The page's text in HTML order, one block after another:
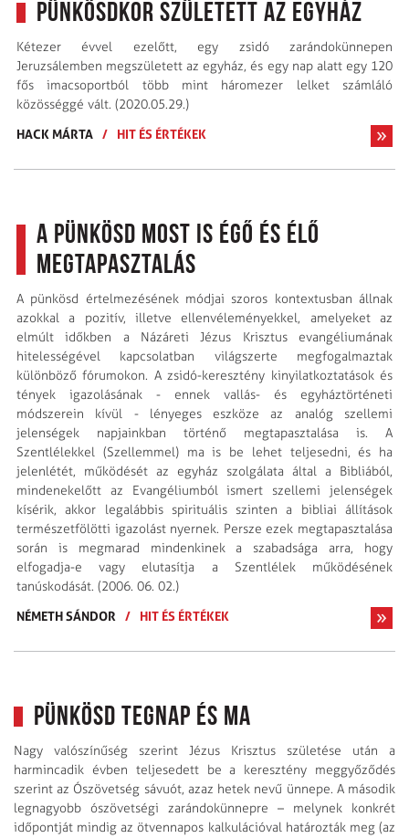
Pünkösdkor született az egyház
Kétezer évvel ezelőtt, egy zsidó zarándokünnepen
Jeruzsálemben megszületett az egyház, és egy nap alatt egy 120
fős imacsoportból több mint háromezer lelket számláló
közösséggé vált. (2020.05.29.)
HACK MÁRTA / HIT ÉS ÉRTÉKEK
A pünkösd most is égő és élő
megtapasztalás
A pünkösd értelmezésének módjai szoros kontextusban állnak
azokkal a pozitív, illetve ellenvéleményekkel, amelyeket az
elmúlt időkben a Názáreti Jézus Krisztus evangéliumának
hitelességével kapcsolatban világszerte megfogalmaztak
különböző fórumokon. A zsidó-keresztény kinyilatkoztatások és
tények igazolásának - ennek vallás- és egyháztörténeti
módszerein kívül - lényeges eszköze az analóg szellemi
jelenségek napjainkban történő megtapasztalása is. A
Szentlélekkel (Szellemmel) ma is be lehet teljesedni, és ha
jelenlétét, működését az egyház szolgálata által a Bibliából,
mindenekelőtt az Evangéliumból ismert szellemi jelenségek
kísérik, akkor legalábbis spirituális szinten a bibliai állítások
természetfölötti igazolást nyernek. Persze ezek megtapasztalása
során is megmarad mindenkinek a szabadsága arra, hogy
elfogadja-e vagy elutasítja a Szentlélek működésének
tanúskodását. (2006. 06. 02.)
NÉMETH SÁNDOR
/ HIT ÉS ÉRTÉKEK
Pünkösd tegnap és ma
Nagy valószínűség szerint Jézus Krisztus születése után a
harmincadik évben teljesedett be a keresztény meggyőződés
szerint az Ószövetség sávuót, azaz hetek nevű ünnepe. A második
legnagyobb ószövetségi zarándokünnepre – melynek konkrét
időpontját mindig az ötvennapos kalkulációval határozták meg (az